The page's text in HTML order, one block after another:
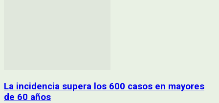
La incidencia supera los 600 casos en mayores
de 60 años